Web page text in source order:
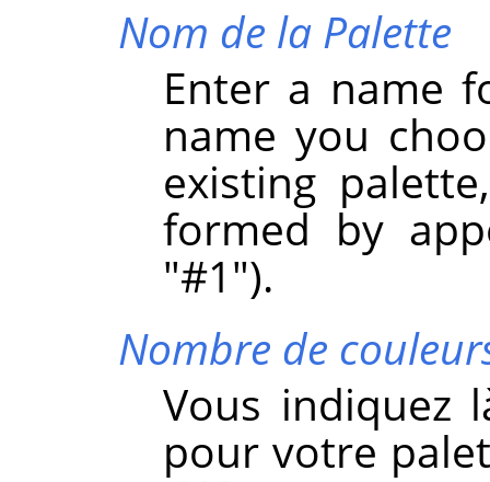
Nom de la Palette
Enter a name
name you
existing
formed by
"#1").
Nombre de
Vous indiquez
pour votre